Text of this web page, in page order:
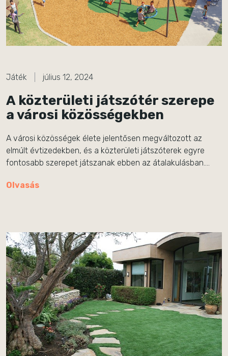
Játék július 12, 2024
A közterületi játszótér szerepe
a városi közösségekben
A városi közösségek élete jelentősen megváltozott az
elmúlt évtizedekben, és a közterületi játszóterek egyre
fontosabb szerepet játszanak ebben az átalakulásban….
Olvasás